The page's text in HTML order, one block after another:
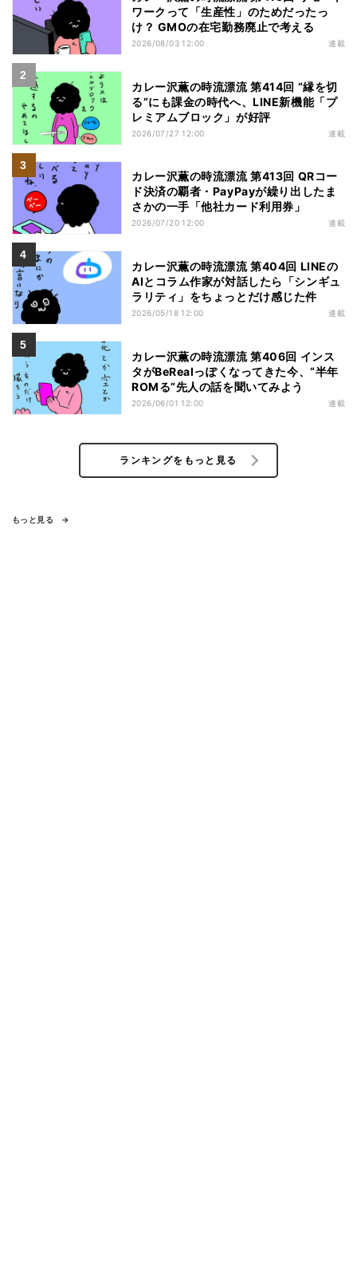
ワークって「生産性」のためだったっ
け？ GMOの在宅勤務廃止で考える
2026/08/03 12:00 連載
カレー沢薫の時流漂流 第414回 “縁を切
る”にも課金の時代へ、LINE新機能「プ
レミアムブロック」が好評
2026/07/27 12:00 連載
カレー沢薫の時流漂流 第413回 QRコー
ド決済の覇者・PayPayが繰り出したま
さかの一手「他社カード利用券」
2026/07/20 12:00 連載
カレー沢薫の時流漂流 第404回 LINEの
AIとコラム作家が対話したら「シンギュ
ラリティ」をちょっとだけ感じた件
2026/05/18 12:00 連載
カレー沢薫の時流漂流 第406回 インス
タがBeRealっぽくなってきた今、“半年
ROMる”先人の話を聞いてみよう
2026/06/01 12:00 連載
ランキングをもっと見る
もっと見る